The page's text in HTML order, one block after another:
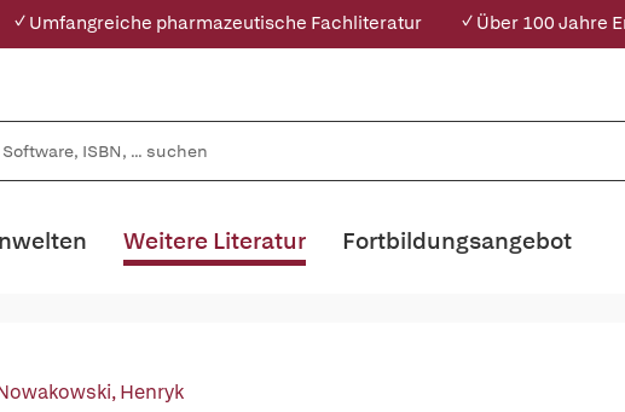
✓ Umfangreiche pharmazeutische Fachliteratur ✓ Über 100 Jahre
Weitere Literatur Fortbildungsangebot
Henryk